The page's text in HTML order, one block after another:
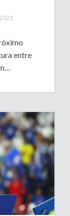
entre